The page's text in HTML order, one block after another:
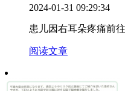
2024-01-31 09:29:34
患儿因右耳朵疼痛前
阅读文章